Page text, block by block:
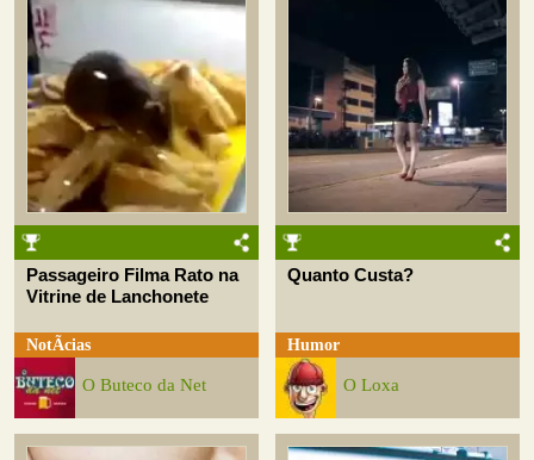
Passageiro Filma Rato na
Vitrine de Lanchonete
NotÃ­cias
O Buteco da Net
Quanto Custa?
Humor
O Loxa